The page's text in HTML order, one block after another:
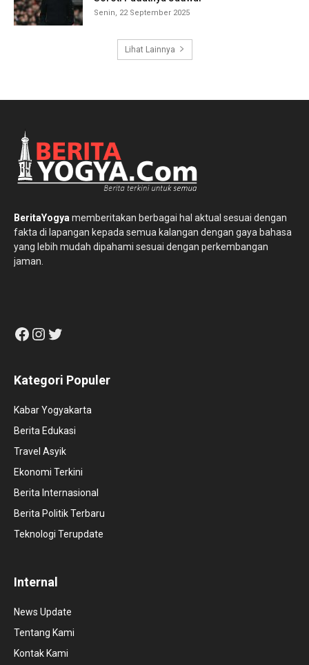
Senin, 22 September 2025
Lihat Lainnya
BeritaYogya memberitakan berbagai hal aktual sesuai dengan
fakta di lapangan kepada semua kalangan dengan gaya bahasa
yang lebih mudah dipahami sesuai dengan perkembangan
jaman.
Facebook
Instagram
Twitter
Kategori Populer
Kabar Yogyakarta
Berita Edukasi
Travel Asyik
Ekonomi Terkini
Berita Internasional
Berita Politik Terbaru
Teknologi Terupdate
Internal
News Update
Tentang Kami
Kontak Kami